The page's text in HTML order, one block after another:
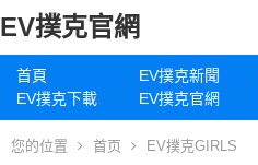
EV撲克官網
首頁 EV撲克新聞
EV撲克下載
EV撲克官網
您的位置 首页 EV撲克GIRLS